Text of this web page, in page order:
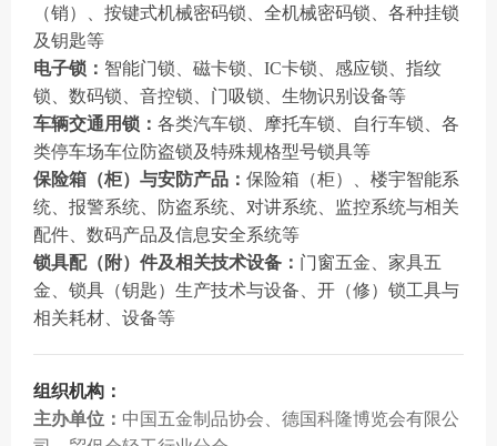
（销）、按键式机械密码锁、全机械密码锁、各种挂锁
及钥匙等
电子锁： 智能门锁、磁卡锁、IC卡锁、感应锁、指纹
锁、数码锁、音控锁、门吸锁、生物识别设备等
车辆交通用锁： 各类汽车锁、摩托车锁、自行车锁、各
类停车场车位防盗锁及特殊规格型号锁具等
保险箱（柜）与安防产品： 保险箱（柜）、楼宇智能系
统、报警系统、防盗系统、对讲系统、监控系统与相关
配件、数码产品及信息安全系统等
锁具配（附）件及相关技术设备： 门窗五金、家具五
金、锁具（钥匙）生产技术与设备、开（修）锁工具与
相关耗材、设备等
组织机构：
主办单位： 中国五金制品协会、 德国科隆博览会有限公